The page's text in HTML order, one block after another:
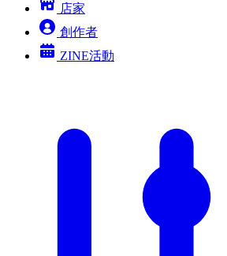
店家
創作者
ZINE活動